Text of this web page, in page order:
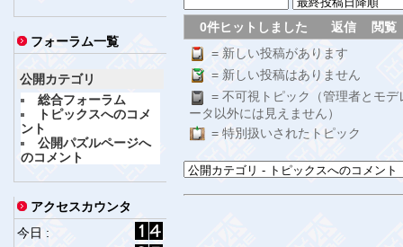
フォーラム一覧
公開カテゴリ
総合フォーラム
トピックスへのコメ
ント
公開パズルページへ
のコメント
アクセスカウンタ
今日 :
0件ヒットしました 返信
閲覧
= 新しい投稿があります
= 新しい投稿はありません
= 不可視トピック（管理者とモデ
ータ以外には見えません）
= 特別扱いされたトピック